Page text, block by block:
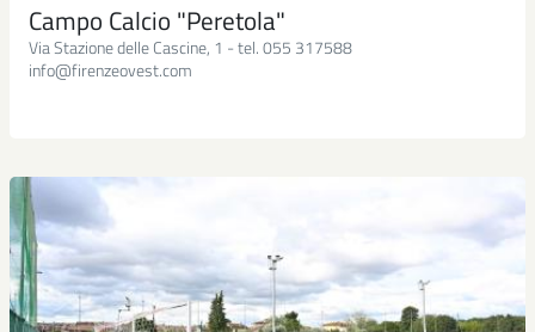
Campo Calcio "Peretola"
Via Stazione delle Cascine, 1 - tel. 055 317588
info@firenzeovest.com